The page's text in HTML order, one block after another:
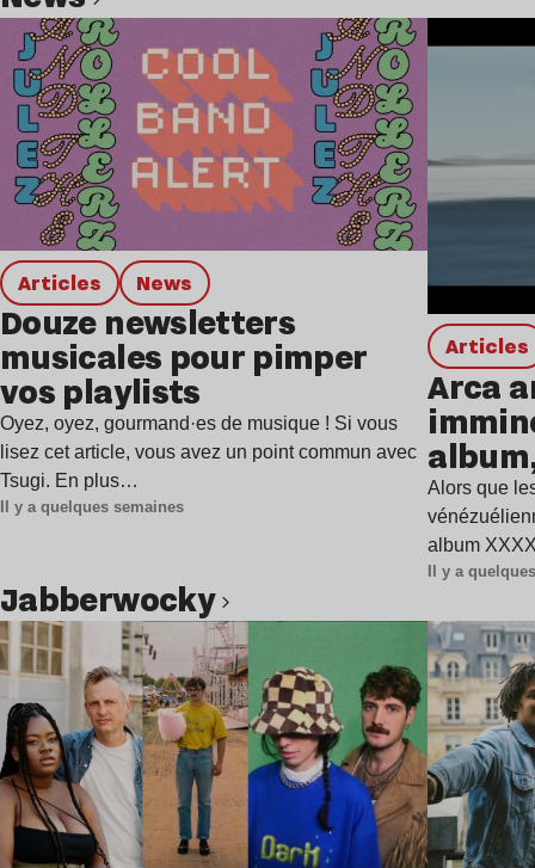
Articles news
Douze newsletters
musicales pour pimper
vos playlists
Oyez, oyez, gourmand·es de musique ! Si vous
lisez cet article, vous avez un point commun avec
Tsugi. En plus…
Il y a quelques semaines
Articles
Arca
Alors que
album
Il y a
Lire l’article
Jabberwocky